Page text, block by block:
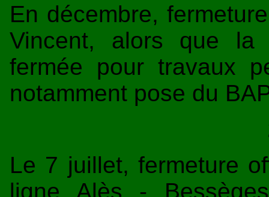
En décembre,
Vincent, alors que
fermée pour travaux
notamment pose du
Le 7 juillet, fermeture
ligne Alès -